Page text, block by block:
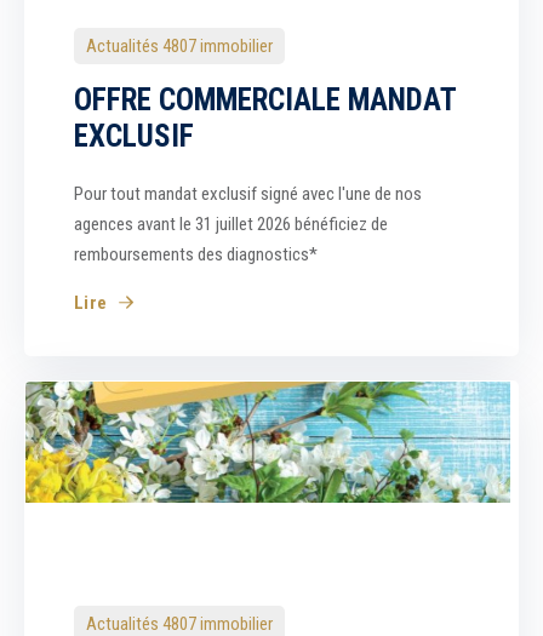
Actualités 4807 immobilier
OFFRE COMMERCIALE MANDAT
EXCLUSIF
Pour tout mandat exclusif signé avec l'une de nos
agences avant le 31 juillet 2026 bénéficiez de
remboursements des diagnostics*
Lire
Actualités 4807 immobilier